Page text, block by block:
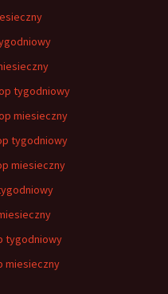
tygodniowy
miesieczny
tygodniowy
miesieczny
tygodniowy
miesieczny